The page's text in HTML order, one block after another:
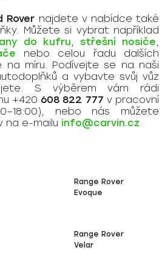
Rover najdete v nabídce také
Můžete si vybrat například
do kufru, střešní nosiče,
nebo celou řadu dalších
na míru. Podívejte se na naši
a vybavte svůj vůz
S výběrem vám rádi
+420 608 822 777 v pracovní
nebo nás můžete
na e-mailu info@carvin.cz.
Range Rover
Evoque
Range Rover
Velar